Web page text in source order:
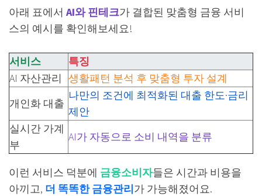
아래 표에서 AI와 핀테크가 결합된 맞춤형 금융 서비
스의 예시를 확인해보세요!
서비스
특징
AI 자산관리 생활패턴 분석 후 맞춤형 투자 설계
개인화 대출
나만의 조건에 최적화된 대출 한도·금리
제안
실시간 가계
부
AI가 자동으로 소비 내역을 분류
이런 서비스 덕분에 금융소비자들은 시간과 비용을
아끼고, 더 똑똑한 금융관리가 가능해졌어요.